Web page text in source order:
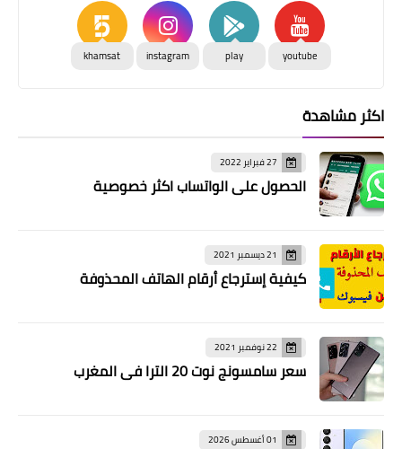
youtube
play
instagram
khamsat
اكثر مشاهدة
27 فبراير 2022
الحصول على الواتساب اكثر خصوصية
21 ديسمبر 2021
كيفية إسترجاع أرقام الهاتف المحذوفة
22 نوفمبر 2021
سعر سامسونج نوت 20 الترا في المغرب
01 أغسطس 2026